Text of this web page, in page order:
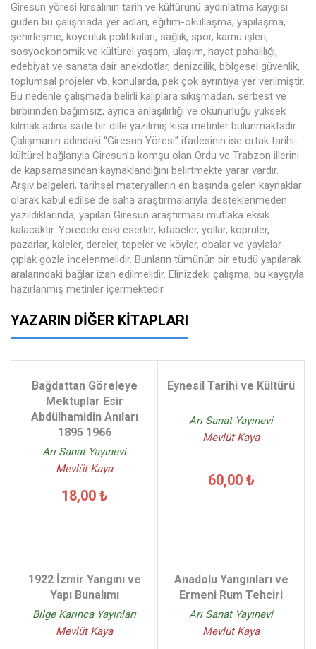
Giresun yöresi kırsalının tarih ve kültürünü aydınlatma kaygısı
güden bu çalışmada yer adları, eğitim-okullaşma, yapılaşma,
şehirleşme, köycülük politikaları, sağlık, spor, kamu işleri,
sosyoekonomik ve kültürel yaşam, ulaşım, hayat pahalılığı,
edebiyat ve sanata dair anekdotlar, denizcilik, bölgesel güvenlik,
toplumsal projeler vb. konularda, pek çok ayrıntıya yer verilmiştir.
Bu nedenle çalışmada belirli kalıplara sıkışmadan, serbest ve
birbirinden bağımsız, ayrıca anlaşılırlığı ve okunurluğu yüksek
kılmak adına sade bir dille yazılmış kısa metinler bulunmaktadır.
Çalışmanın adındaki “Giresun Yöresi” ifadesinin ise ortak tarihi-
kültürel bağlarıyla Giresun’a komşu olan Ordu ve Trabzon illerini
de kapsamasından kaynaklandığını belirtmekte yarar vardır.
Arşiv belgeleri, tarihsel materyallerin en başında gelen kaynaklar
olarak kabul edilse de saha araştırmalarıyla desteklenmeden
yazıldıklarında, yapılan Giresun araştırması mutlaka eksik
kalacaktır. Yöredeki eski eserler, kitabeler, yollar, köprüler,
pazarlar, kaleler, dereler, tepeler ve köyler, obalar ve yaylalar
çıplak gözle incelenmelidir. Bunların tümünün bir etüdü yapılarak
aralarındaki bağlar izah edilmelidir. Elinizdeki çalışma, bu kaygıyla
hazırlanmış metinler içermektedir.
YAZARIN DIĞER KITAPLARI
Bağdattan Göreleye
Mektuplar Esir
Abdülhamidin Anıları
1895 1966
Arı Sanat Yayınevi
Mevlüt Kaya
18,00 ₺
Eynesil Tarihi ve Kültürü
Arı Sanat Yayınevi
Mevlüt Kaya
60,00 ₺
1922 İzmir Yangını ve
Yapı Bunalımı
Bilge Karınca Yayınları
Mevlüt Kaya
Anadolu Yangınları ve
Ermeni Rum Tehciri
Arı Sanat Yayınevi
Mevlüt Kaya